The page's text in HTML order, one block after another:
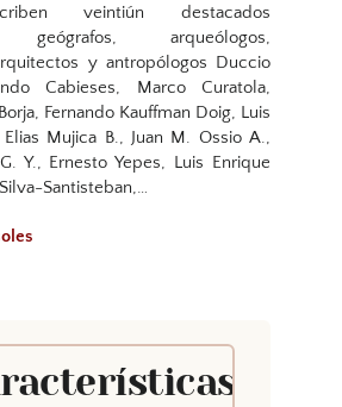
veintiún destacados
geógrafos, arqueólogos,
y antropólogos Duccio
Cabieses, Marco Curatola,
Fernando Kauffman Doig, Luis
Mujica B., Juan M. Ossio A.,
Y., Ernesto Yepes, Luis Enrique
Santisteban,…